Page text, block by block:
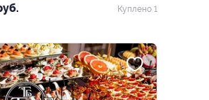
Куплено 1